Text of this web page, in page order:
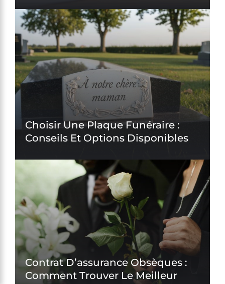
Choisir Une Plaque Funéraire :
Conseils Et Options Disponibles
Contrat D’assurance Obsèques :
Comment Trouver Le Meilleur